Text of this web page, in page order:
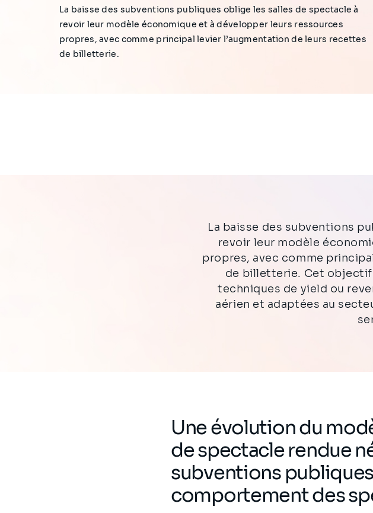
La baisse des subventions publiques oblige les salles de spectacle à
revoir leur modèle économique et à développer leurs ressources
propres, avec comme principal levier l’augmentation de leurs recettes
de billetterie.
La baisse des subventions publiques oblige les salles de spectacle à
revoir leur modèle
propres, avec comme
de billetterie. Cet
techniques de yield ou
aérien et adaptées au
Une évolution du
de spectacle rendue
subventions
comportement des